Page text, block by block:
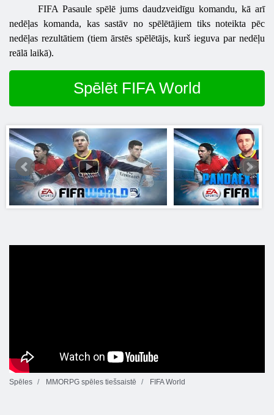
FIFA Pasaule spēlē jums daudzveidīgu komandu, kā arī
nedēļas komanda, kas sastāv no spēlētājiem tiks noteikta pēc
nedēļas rezultātiem (tiem ārstēs spēlētājs, kurš ieguva par nedēļu
reālā laikā).
Spēlēt FIFA World
Spēles MMORPG spēles tiešsaistē FIFA World